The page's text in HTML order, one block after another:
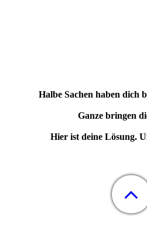
Halbe Sachen haben dich
Ganze bringen
Hier ist deine Lösung.